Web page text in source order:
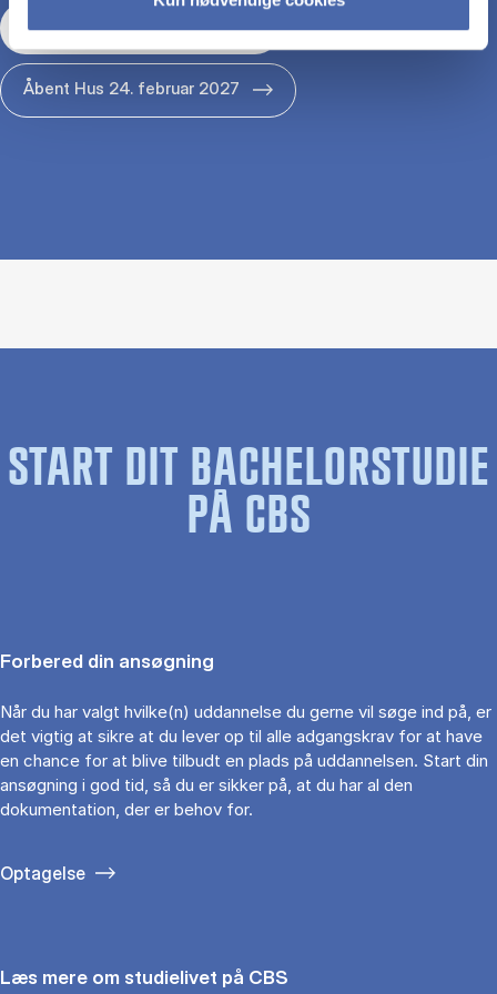
Åbent Hus 29. januar 2027
Åbent Hus 24. februar 2027
START DIT BACHELORSTUDIE
PÅ CBS
Forbered din ansøgning
Når du har valgt hvilke(n) uddannelse du gerne vil søge ind på, er
det vigtig at sikre at du lever op til alle adgangskrav for at have
en chance for at blive tilbudt en plads på uddannelsen. Start din
ansøgning i god tid, så du er sikker på, at du har al den
dokumentation, der er behov for.
Optagelse
Læs mere om studielivet på CBS